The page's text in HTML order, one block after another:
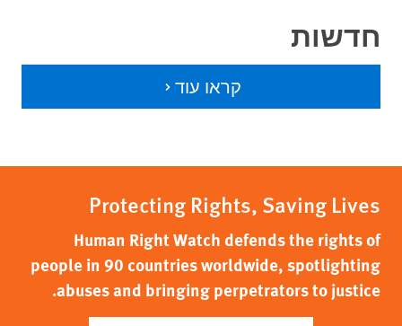
חדשות
קראו עוד
Protecting Rights, Saving Lives
Human Right Watch defends the rights of
people in 90 countries worldwide, spotlighting
abuses and bringing perpetrators to justice.